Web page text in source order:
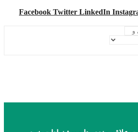
Facebook Twitter LinkedIn